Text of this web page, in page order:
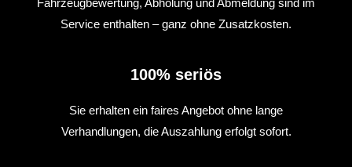
Fahrzeugbewertung, Abholung und Abmeldung sind im
Service enthalten – ganz ohne Zusatzkosten.
100% seriös
Sie erhalten ein faires Angebot ohne lange
Verhandlungen, die Auszahlung erfolgt sofort.